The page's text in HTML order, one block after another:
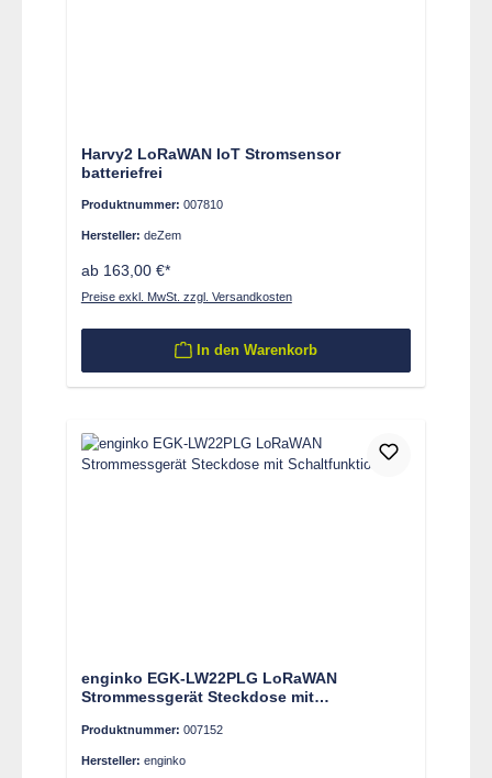
Harvy2 LoRaWAN IoT Stromsensor
batteriefrei
Produktnummer: 007810
Hersteller: deZem
ab 163,00 €*
Preise exkl. MwSt. zzgl. Versandkosten
In den Warenkorb
enginko EGK-LW22PLG LoRaWAN
Strommessgerät Steckdose mit
Produktnummer: 007152
Hersteller: enginko